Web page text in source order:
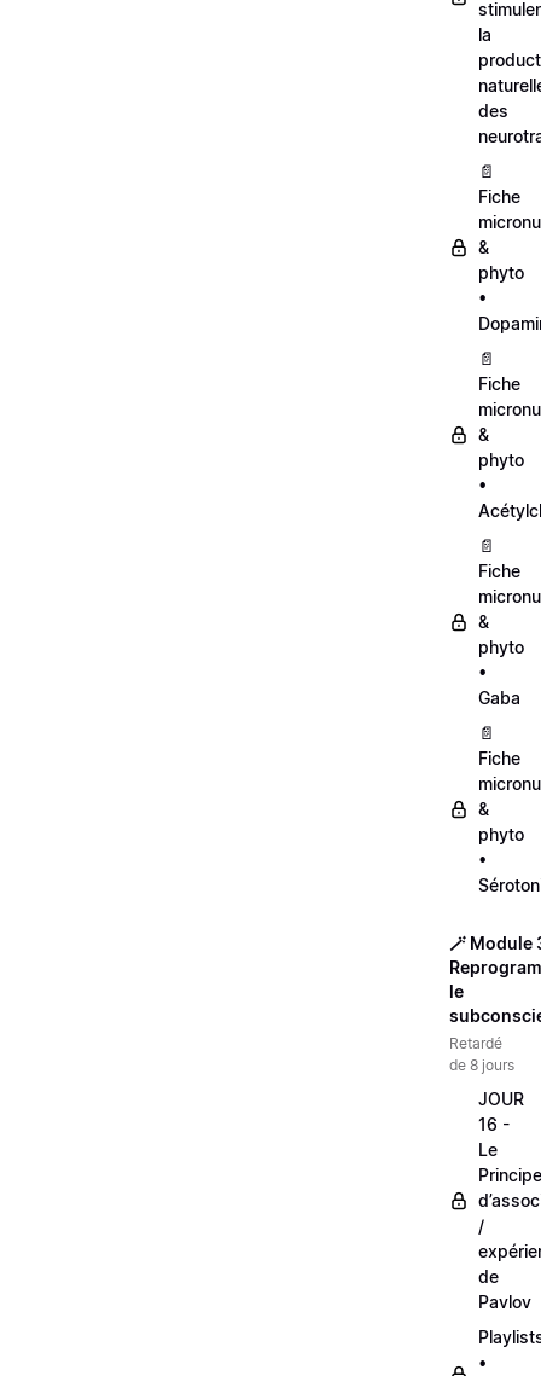
la
des
📄
Fiche
&
phyto
•
📄
Fiche
&
phyto
•
📄
Fiche
&
phyto
•
Gaba
📄
Fiche
&
phyto
•
🪄 Module
le
Retardé
de 8 jours
JOUR
16 -
Le
Principe
/
de
Pavlov
•